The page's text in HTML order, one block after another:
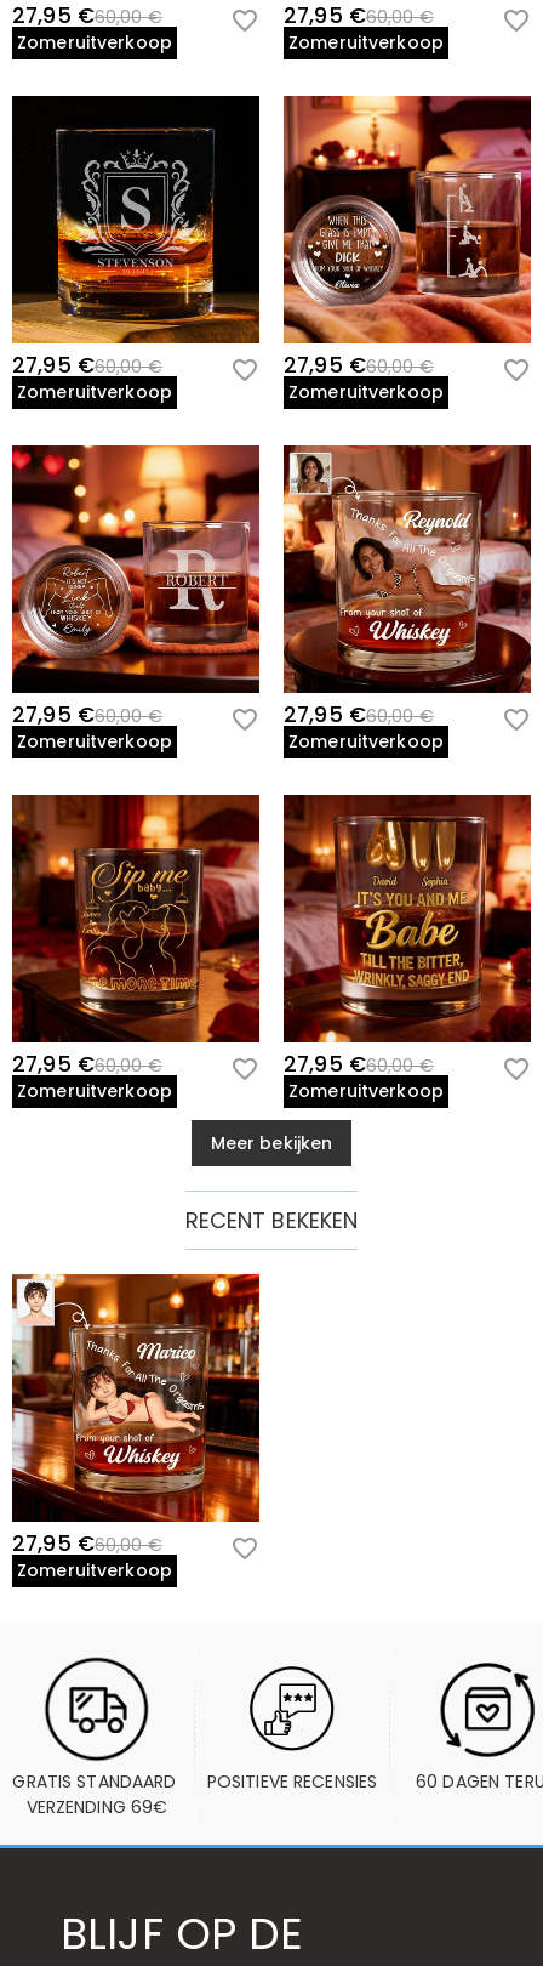
27,95 €60,00 €
Zomeruitverkoop
27,95 €60,00 €
Zomeruitverkoop
27,95 €60,00 €
Zomeruitverkoop
27,95 €60,00 €
Zomeruitverkoop
27,95 €60,00 €
Zomeruitverkoop
27,95 €60,00 €
Zomeruitverkoop
27,95 €60,00 €
Zomeruitverkoop
27,95 €60,00 €
Zomeruitverkoop
Meer bekijken
RECENT BEKEKEN
27,95 €60,00 €
Zomeruitverkoop
GRATIS STANDAARD
VERZENDING 69€
POSITIEVE RECENSIES 60 DAGEN
BLIJF OP DE